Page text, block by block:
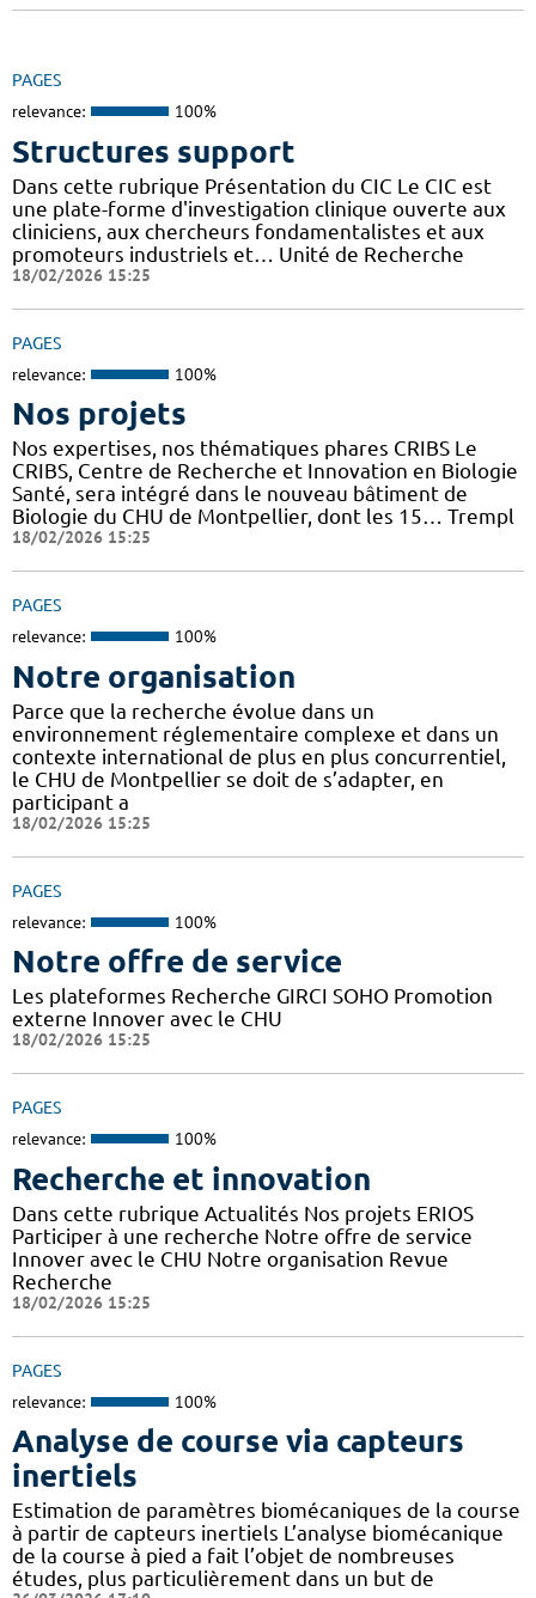
PAGES
relevance: 100%
Structures support
Dans cette rubrique Présentation du CIC Le CIC est
une plate-forme d'investigation clinique ouverte aux
cliniciens, aux chercheurs fondamentalistes et aux
promoteurs industriels et… Unité de Recherche
18/02/2026 15:25
PAGES
relevance: 100%
Nos projets
Nos expertises, nos thématiques phares CRIBS Le
CRIBS, Centre de Recherche et Innovation en Biologie
Santé, sera intégré dans le nouveau bâtiment de
Biologie du CHU de Montpellier, dont les 15… Trempl
18/02/2026 15:25
PAGES
relevance: 100%
Notre organisation
Parce que la recherche évolue dans un
environnement réglementaire complexe et dans un
contexte international de plus en plus concurrentiel,
le CHU de Montpellier se doit de s’adapter, en
participant a
18/02/2026 15:25
PAGES
relevance: 100%
Notre offre de service
Les plateformes Recherche GIRCI SOHO Promotion
externe Innover avec le CHU
18/02/2026 15:25
PAGES
relevance: 100%
Recherche et innovation
Dans cette rubrique Actualités Nos projets ERIOS
Participer à une recherche Notre offre de service
Innover avec le CHU Notre organisation Revue
Recherche
18/02/2026 15:25
PAGES
relevance: 100%
Analyse de course via capteurs
inertiels
Estimation de paramètres biomécaniques de la course
à partir de capteurs inertiels L’analyse biomécanique
de la course à pied a fait l’objet de nombreuses
études, plus particulièrement dans un but de